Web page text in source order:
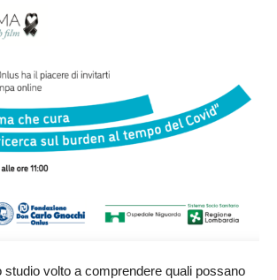
studio volto a comprendere quali possano